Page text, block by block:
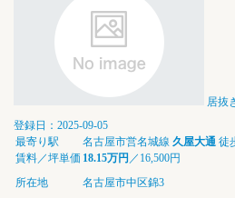
居抜
登録日：2025-09-05
最寄り駅
名古屋市営名城線 久屋大通 徒
賃料／坪単価 18.15万円 ／16,500円
所在地
名古屋市中区錦3